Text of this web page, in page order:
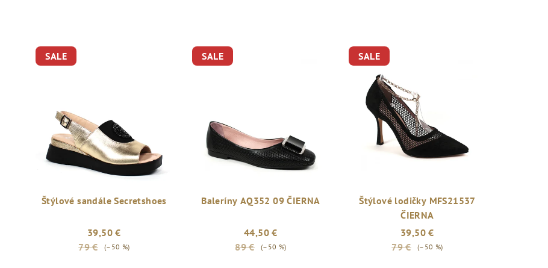
SALE
Štýlové sandále Secretshoes
39,50 €
79 €
(–50 %)
SALE
Baleríny AQ352 09 ČIERNA
44,50 €
89 €
(–50 %)
SALE
Štýlové lodičky MFS21537
ČIERNA
39,50 €
79 €
(–50 %)